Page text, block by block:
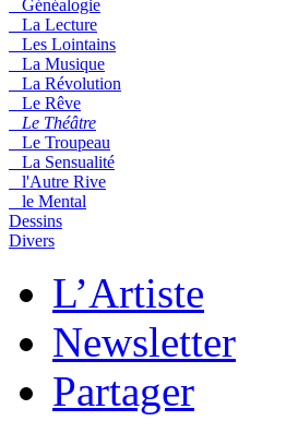
Généalogie
La Lecture
Les Lointains
La Musique
La Révolution
Le Rêve
Le Théâtre
Le Troupeau
La Sensualité
l'Autre Rive
le Mental
Dessins
Divers
L’Artiste
Newsletter
Partager